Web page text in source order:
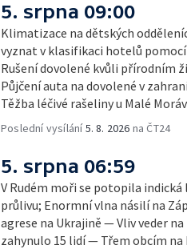
5. srpna 09:00
Klimatizace na dětských
vyznat v klasifikaci hotelů
Rušení dovolené kvůli přírodním
Půjčení auta na dovolené v
Těžba léčivé rašeliny u Malé
Poslední vysílání5. 8. 2026 na ČT24
5. srpna 06:59
V Rudém moři se potopila
průlivu; Enormní vlna násilí na
agrese na Ukrajině — Vliv veder
zahynulo 15 lidí — Třem obcím na